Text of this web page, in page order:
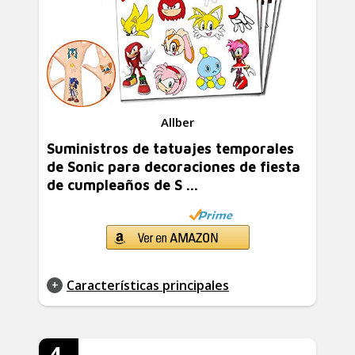
Allber
Suministros de tatuajes temporales
de Sonic para decoraciones de fiesta
de cumpleaños de S ...
Características principales